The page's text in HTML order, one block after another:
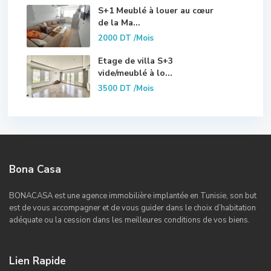
S+1 Meublé à louer au cœur
de la Ma...
2000 DT/Mois
Etage de villa S+3
vide/meublé à lo...
3500 DT/Mois
Bona Casa
BONACASA est une agence immobilière implantée en Tunisie, son but
est de vous accompagner et de vous guider dans le choix d’habitation
adéquate ou la cession dans les meilleures conditions de vos biens.
Lien Rapide